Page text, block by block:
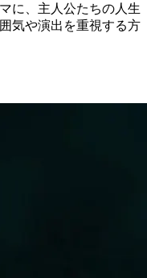
に、主人公たちの人生
気や演出を重視する方